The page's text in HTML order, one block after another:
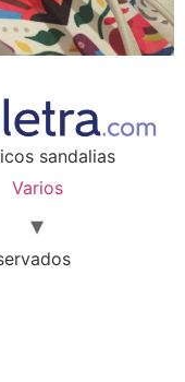
sandalias
Varios